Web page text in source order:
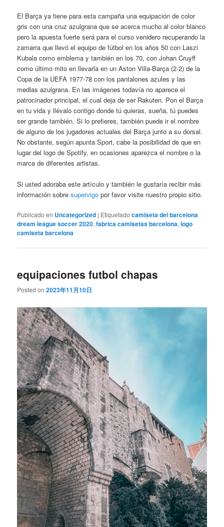
El Barça ya tiene para esta campaña una equipación de color
gris con una cruz azulgrana que se acerca mucho al color blanco
pero la apuesta fuerte será para el curso venidero recuperando la
zamarra que llevó el equipo de fútbol en los años 50 con Laszi
Kubala como emblema y también en los 70, con Johan Cruyff
como último mito en llevarla en un Aston Villa-Barça (2-2) de la
Copa de la UEFA 1977-78 con los pantalones azules y las
medias azulgrana. En las imágenes todavía no aparece el
patrocinador principal, el cual deja de ser Rakuten. Pon el Barça
en tu vida y llévalo contigo donde tú quieras, sueña, tú puedes
ser grande también. Si lo prefieres, también puede ir el nombre
de alguno de los jugadores actuales del Barça junto a su dorsal.
No obstante, según apunta Sport, cabe la posibilidad de que en
lugar del logo de Spotify, en ocasiones aparezca el nombre o la
marca de diferentes artistas.
Si usted adoraba este artículo y también le gustaría recibir más
información sobresupervigo por favor visite nuestro propio sitio.
Publicado en Uncategorized | Etiquetado camiseta del barcelona
dream league soccer 2020,fabrica camisetas barcelona,logo
camiseta barcelona
equipaciones futbol chapas
Posted on2023年11月10日